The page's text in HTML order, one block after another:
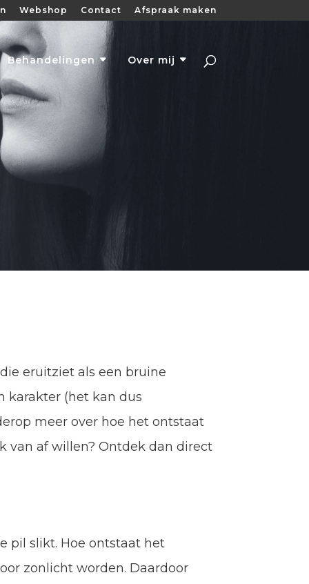
Webshop Contact Afspraak maken
Behandelingen Over mij
eruitziet als een bruine
karakter (het kan dus
meer over hoe het ontstaat
van af willen? Ontdek dan direct
pil slikt. Hoe ontstaat het
zonlicht worden. Daardoor